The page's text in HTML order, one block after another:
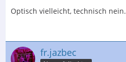
Optisch vielleicht, technisch nein.
fr.jazbec